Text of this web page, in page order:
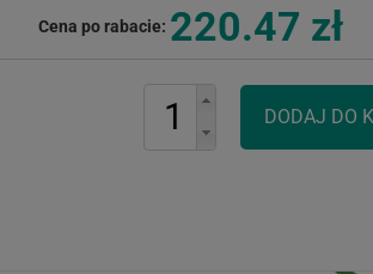
Cena po rabacie: 220.47 zł